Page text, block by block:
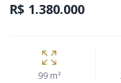
R$ 1.380.000
99 m²